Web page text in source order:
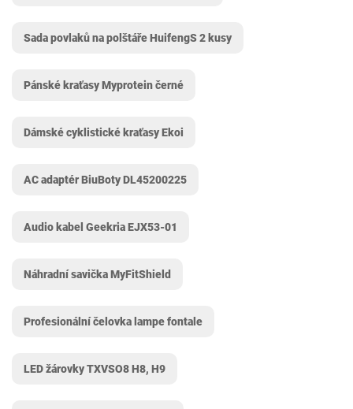
Sada povlaků na polštáře HuifengS 2 kusy
Pánské kraťasy Myprotein černé
Dámské cyklistické kraťasy Ekoi
AC adaptér BiuBoty DL45200225
Audio kabel Geekria ‎EJX53-01
Náhradní savička MyFitShield
Profesionální čelovka lampe fontale
LED žárovky TXVSO8 H8, H9